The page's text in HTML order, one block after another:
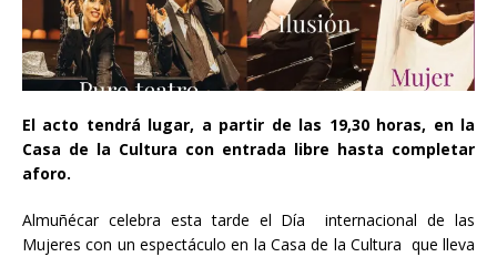
El acto tendrá lugar, a partir de las 19,30 horas, en la
Casa de la Cultura con entrada libre hasta completar
aforo.
Almuñécar celebra esta tarde el Día internacional de las
Mujeres con un espectáculo en la Casa de la Cultura que lleva